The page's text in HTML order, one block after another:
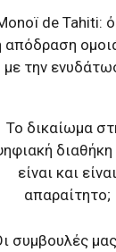
de Tahiti:
απόδραση
με την
Το δικαίωμα
διαθήκη
είναι και είναι
απαραίτητο;
συμβουλές